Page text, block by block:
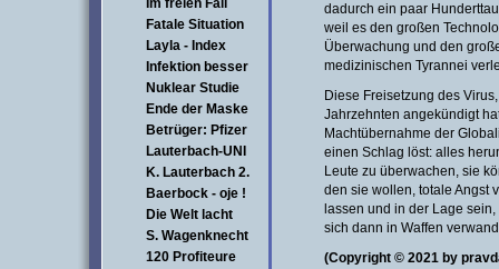
Im freien Fall
Fatale Situation
Layla - Index
Infektion besser
Nuklear Studie
Ende der Maske
Betrüger: Pfizer
Lauterbach-UNI
K. Lauterbach 2.
Baerbock - oje !
Die Welt lacht
S. Wagenknecht
120 Profiteure
dadurch ein paar
weil es den großen
Überwachung und den
medizinischen Tyrannei
Diese Freisetzung des
Jahrzehnten angekündigt
Machtübernahme der
einen Schlag löst: alles
Leute zu überwachen, sie
den sie wollen, totale Angst
lassen und in der Lage
sich dann in Waffen
(Copyright © 2021 by